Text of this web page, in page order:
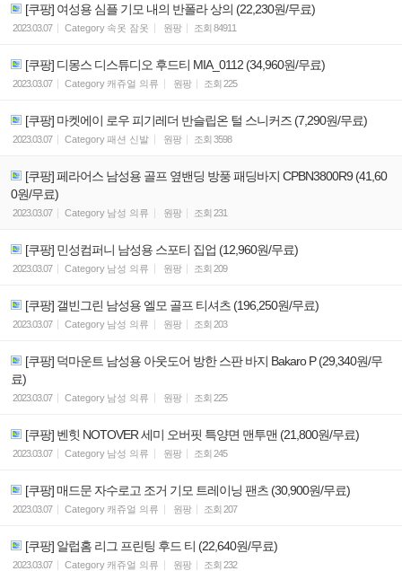
[쿠팡] 여성용 심플 기모 내의 반폴라 상의 (22,230원/무료)
2023.03.07 Category 속옷 잠옷 원팡 조회 84911
[쿠팡] 디몽스 디스튜디오 후드티 MIA_0112 (34,960원/무료)
2023.03.07 Category 캐쥬얼 의류 원팡 조회 225
[쿠팡] 마켓에이 로우 피기레더 반슬립온 털 스니커즈 (7,290원/무료)
2023.03.07 Category패션 신발 원팡 조회 3598
[쿠팡] 페라어스 남성용 골프 옆밴딩 방풍 패딩바지 CPBN3800R9 (41,60
0원/무료)
2023.03.07 Category 남성 의류 원팡 조회 231
[쿠팡] 민성컴퍼니 남성용 스포티 집업 (12,960원/무료)
2023.03.07 Category 남성 의류 원팡 조회 209
[쿠팡] 갤빈그린 남성용 엘모 골프 티셔츠 (196,250원/무료)
2023.03.07 Category 남성 의류 원팡 조회 203
[쿠팡] 덕마운트 남성용 아웃도어 방한 스판 바지 Bakaro P (29,340원/무
료)
2023.03.07 Category 남성 의류 원팡 조회 225
[쿠팡] 벤힛 NOTOVER 세미 오버핏 특양면 맨투맨 (21,800원/무료)
2023.03.07 Category 남성 의류 원팡 조회 245
[쿠팡] 매드문 자수로고 조거 기모 트레이닝 팬츠 (30,900원/무료)
2023.03.07 Category 캐쥬얼 의류 원팡 조회 207
[쿠팡] 알럽홈 리그 프린팅 후드 티 (22,640원/무료)
2023.03.07 Category 캐쥬얼 의류 원팡 조회 232